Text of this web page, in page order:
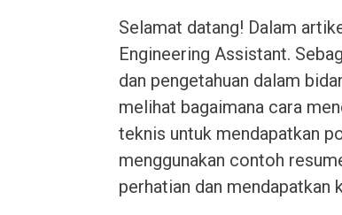
Selamat datang! Dalam
Engineering Assistant.
dan pengetahuan dalam
melihat bagaimana cara
teknis untuk mendapatkan
menggunakan contoh
perhatian dan mendapatkan